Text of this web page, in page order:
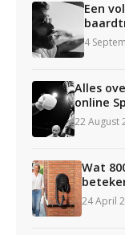
Een
4
Alles
online
22 August
Wat
24 April